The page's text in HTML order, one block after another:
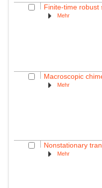
Finite-time robust
Mehr
Macroscopic
Mehr
Nonstationary
Mehr